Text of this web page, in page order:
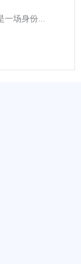
一场身份...